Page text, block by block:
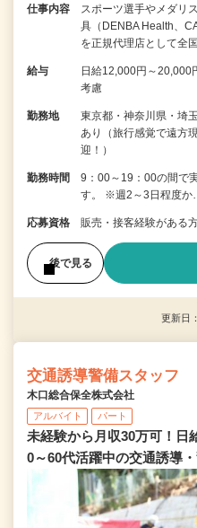
仕事内容
スポーツ選手やメダリ
具（DENBA Health、
を正規代理店として全
給与
日給12,000円～
考慮
勤務地
東京都・神奈川県・埼
あり（旅行感覚で遠方
迎！）
勤務時間
9：00～19：00の間で
す。 ※週2～3日程度
応募資格 販売・接客経験がある
後で見る
更新日
交通誘導警備スタッフ
木口総合保全株式会社
アルバイト パート
未経験から月収30万可！日
0～60代活躍中の交通誘導